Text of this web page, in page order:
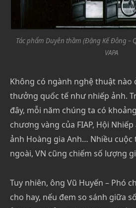
Tác phẩm Duyên thầm (Đặng Kế Đông –
VAPA
Không có ngành nghệ thuật nào
thưởng quốc tế như nhiếp ảnh.
đây, mỗi năm chúng ta có
chương vàng của FIAP, Hội
ảnh Hoàng gia Anh… Nhiều cuộc
ngoài, VN cũng chiếm số lượng
Tuy nhiên, ông Vũ Huyến – Phó
cho hay, nếu đem so sánh giữa